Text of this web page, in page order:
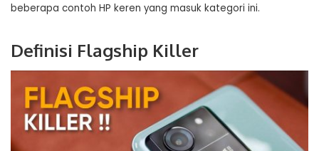
beberapa contoh HP keren yang masuk kategori ini.
Definisi Flagship Killer